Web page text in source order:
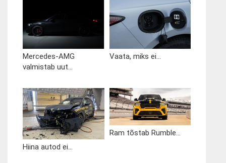
Mercedes-AMG
valmistab uut...
Vaata, miks ei...
Hiina autod ei...
Ram tõstab Rumble...